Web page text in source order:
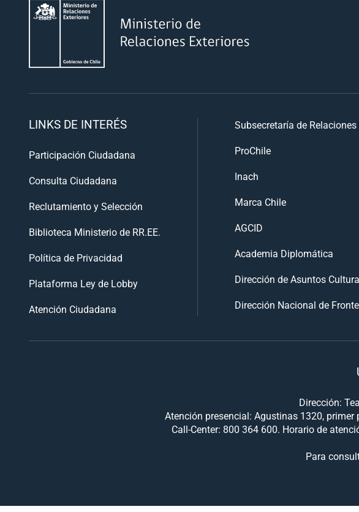
LINKS DE INTERÉS
Participación Ciudadana
Consulta Ciudadana
Reclutamiento y Selección
Biblioteca Ministerio de RR.EE.
Política de Privacidad
Plataforma Ley de Lobby
Atención Ciudadana
Subsecretaría de
ProChile
Inach
Marca Chile
AGCID
Academia Diplomática
Dirección de Asuntos
Dirección Nacional de
Dirección:
Atención presencial: Agustinas 1320, primer
Call-Center: 800 364 600. Horario de
Para